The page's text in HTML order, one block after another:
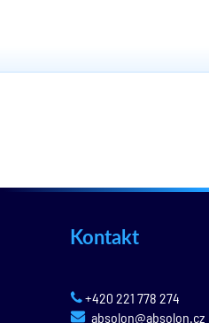
Kontakt
+420 221 778 274
absolon@absolon.cz